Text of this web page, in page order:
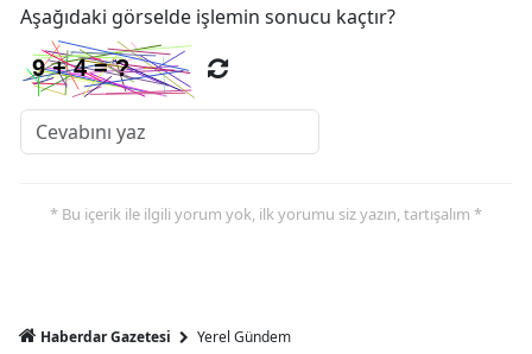
Aşağıdaki görselde işlemin sonucu kaçtır?
* Bu içerik ile ilgili yorum yok, ilk yorumu siz yazın, tartışalım *
Haberdar Gazetesi Yerel Gündem